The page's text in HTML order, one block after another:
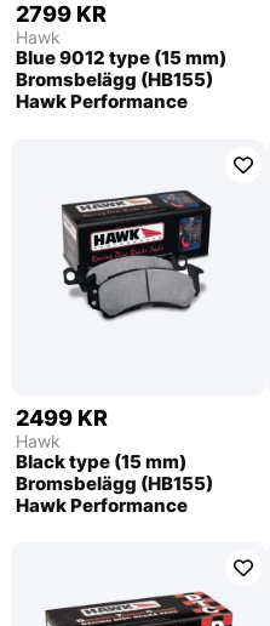
2799 KR
Hawk
Blue 9012 type (15 mm)
Bromsbelägg (HB155)
Hawk Performance
2499 KR
Hawk
Black type (15 mm)
Bromsbelägg (HB155)
Hawk Performance